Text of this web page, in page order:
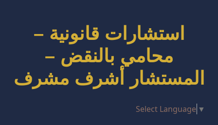
استشارات قانونية –
محامي بالنقض –
المستشار أشرف مشرف
Select Language ▼